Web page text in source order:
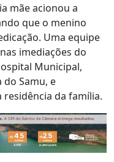
mãe acionou a
que o menino
Uma equipe
imediações do
Municipal,
Samu, e
da família.